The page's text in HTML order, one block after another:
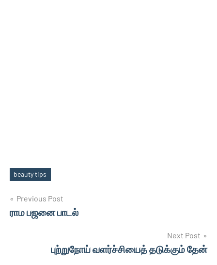
Tags
beauty tips
Post
navigation
Previous Post
ராம பஜனை பாடல்
Next Post
புற்றுநோய் வளர்ச்சியைத் தடுக்கும் தேன்